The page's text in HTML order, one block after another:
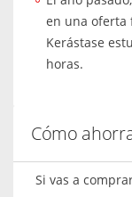
en una oferta
Kerástase
horas.
Cómo
Si vas a